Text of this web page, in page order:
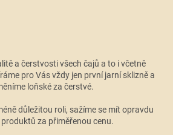
a čerstvosti všech čajů a to i včetně
pro Vás vždy jen první jarní sklizně a
loňské za čerstvé.
důležitou roli, sažíme se mít opravdu
za přiměřenou cenu.